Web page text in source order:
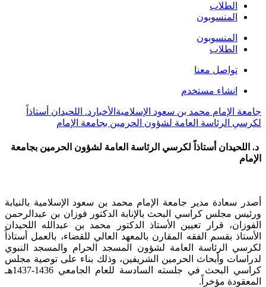
الطلاب
المنسوبون
المنسوبون
الطلاب
تواصل معنا
انشاء مستخدم
جامعة الإمام محمد بن سعود الإسلامية الأخبار د. اللحيدان أستاذاً
لكرسي الرئاسة العامة لشؤون الحرمين بجامعة الإمام
د. اللحيدان أستاذاً لكرسي الرئاسة العامة لشؤون الحرمين بجامعة
الإمام
أصدر سعادة مدير جامعة الإمام محمد بن سعود الإسلامية بالنيابة
ورئيس مجلس كراسي البحث بالإنابة الدكتور فوزان بن عبدالرحمن
الفوزان، قرار تعيين الأستاذ الدكتور محمد بن عبدالله اللحيدان
الأستاذ بقسم الفقه المقارن بالمعهد العالي للقضاء، بالعمل أستاذاً
لكرسي الرئاسة العامة لشؤون المسجد الحرام والمسجد النبوي
لدراسات وأبحاث الحرمين الشريفين، وذلك بناء على توصية مجلس
كراسي البحث في جلسته السادسة للعام الجامعي 1436-1437هـ
المعقودة مؤخراً.